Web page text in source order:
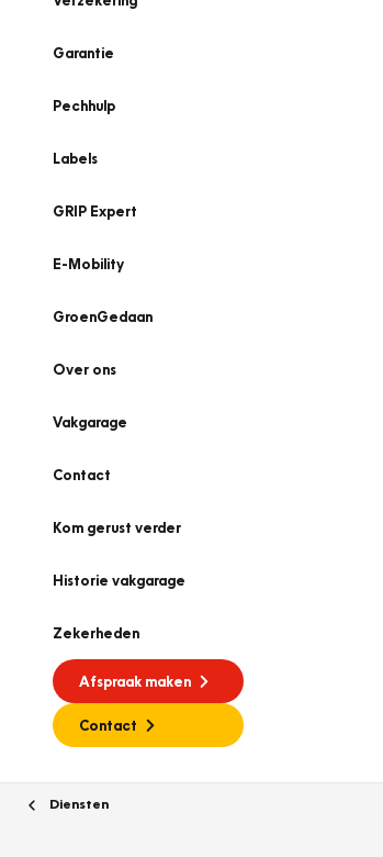
Garantie
Pechhulp
Labels
GRIP Expert
E-Mobility
GroenGedaan
Over ons
Vakgarage
Contact
Kom gerust verder
Historie vakgarage
Zekerheden
Afspraak maken
Contact
Diensten